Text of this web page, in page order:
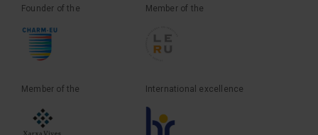
Founder of the Member of the
Member of the International excellence